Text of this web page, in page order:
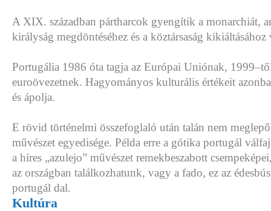
A XIX. században pártharcok gyengítik a monarchiát,
királyság megdöntéséhez és a köztársaság
Portugália 1986 óta tagja az Európai Uniónak,
euroövezetnek. Hagyományos kulturális értékeit
és ápolja.
E rövid történelmi összefoglaló után talán nem
művészet egyedisége. Példa erre a gótika portugál
a híres „azulejo” művészet remekbeszabott
az országban találkozhatunk, vagy a fado, ez az
portugál dal.
Kultúra